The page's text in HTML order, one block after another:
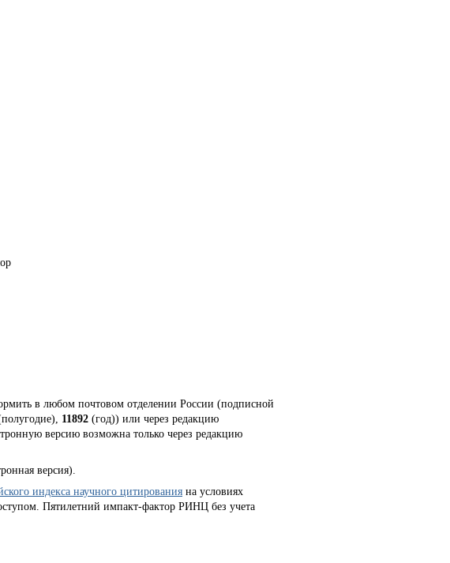
в любом почтовом отделении России (подписной
11892 (год)) или через редакцию
версию возможна только через редакцию
версия).
индекса научного цитирования на условиях
Пятилетний импакт-фактор РИНЦ без учета